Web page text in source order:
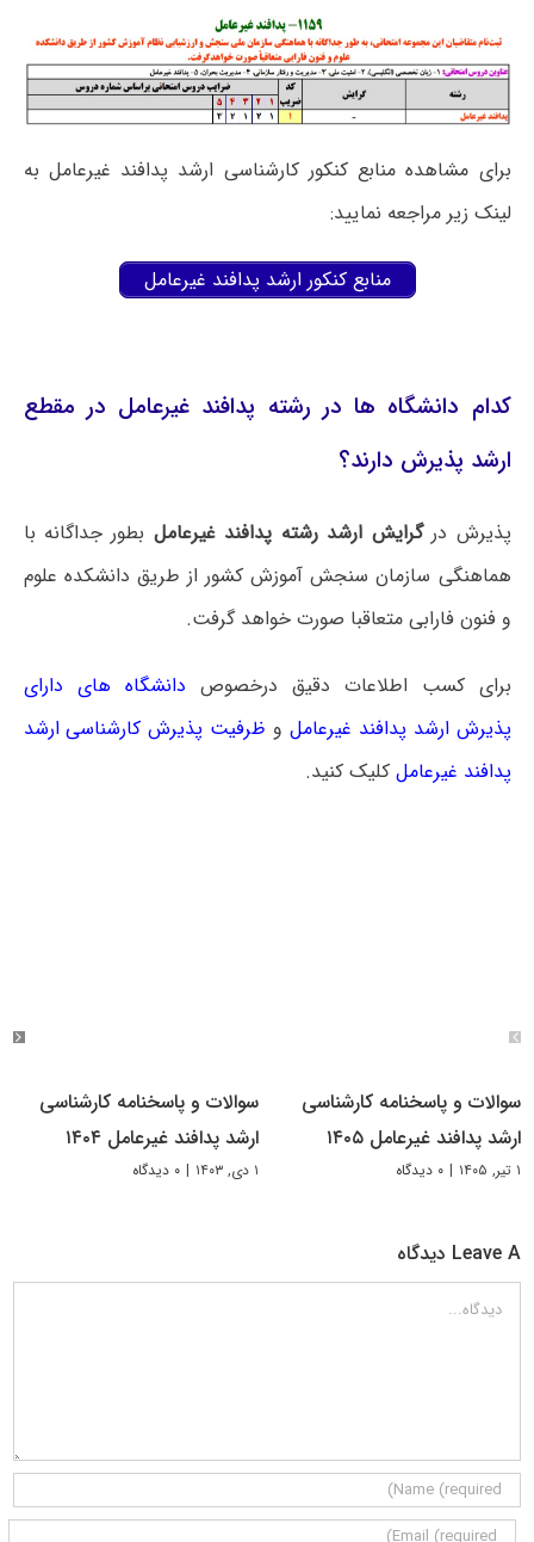
برای مشاهده منابع کنکور کارشناسی ارشد پدافند غیرعامل به
لینک زیر مراجعه نمایید:
منابع کنکور ارشد پدافند غیرعامل
کدام دانشگاه ها در رشته پدافند غیرعامل در مقطع
ارشد پذیرش دارند؟
پذیرش درگرایش ارشد رشته پدافند غیرعامل بطور جداگانه با
هماهنگی سازمان سنجش آموزش کشور از طریق دانشکده علوم
و فنون فارابی متعاقبا صورت خواهد گرفت.
برای کسب اطلاعات دقیق درخصوص دانشگاه های دارای
پذیرش ارشد پدافند غیرعامل و ظرفیت پذیرش کارشناسی ارشد
پدافند غیرعامل کلیک کنید.
سوالات و پاسخنامه کارشناسی
ارشد پدافند غیرعامل ۱۴۰۵
۱ تیر, ۱۴۰۵ | ۰ دیدگاه
سوالات و پاسخنامه کارشناسی
ارشد پدافند غیرعامل ۱۴۰۴
۱ دی, ۱۴۰۳ | ۰ دیدگاه
Leave A دیدگاه
دیدگاه